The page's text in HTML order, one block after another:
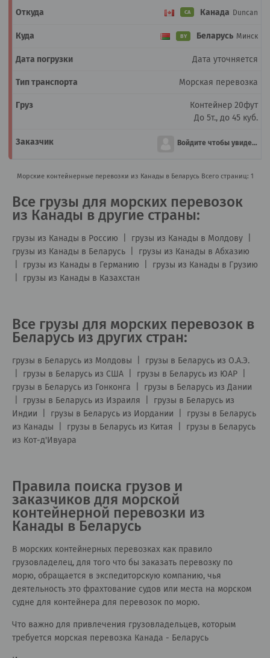
CA Канада Duncan
BY Беларусь Минск
Дата уточняется
Морская перевозка
Контейнер 20фут
До 5т., до 45 куб.
Войдите чтобы увидеть
Морские контейнерные перевозки из Канады в Беларусь Всего страниц: 1
Все грузы для морских перевозок
из Канады в другие страны:
грузы из Канады в Россию грузы из Канады в Молдову
грузы из Канады в Беларусь
грузы из Канады в Абхазию
грузы из Канады в Германию
грузы из Канады в Грузию
грузы из Канады в Казахстан
Все грузы для морских перевозок в
Беларусь из других стран:
грузы в Беларусь из Молдовы
грузы в Беларусь из О.А.Э.
грузы в Беларусь из США грузы в Беларусь из ЮАР
грузы в Беларусь из Гонконга
грузы в Беларусь из Дании
грузы в Беларусь из Израиля
грузы в Беларусь из
Индии
грузы в Беларусь из Иордании
грузы в Беларусь
из Канады
грузы в Беларусь из Китая
грузы в Беларусь
из Кот-д'Ивуара
Правила поиска грузов и
заказчиков для морской
контейнерной перевозки из
Канады в Беларусь
В морских контейнерных перевозках как правило
грузовладелец, для того что бы заказать перевозку по
морю, обращается в экспедиторскую компанию, чья
деятельность это фрахтование судов или места на морском
судне для контейнера для перевозок по морю.
Что важно для привлечения грузовладельцев, которым
требуется морская перевозка Канада - Беларусь